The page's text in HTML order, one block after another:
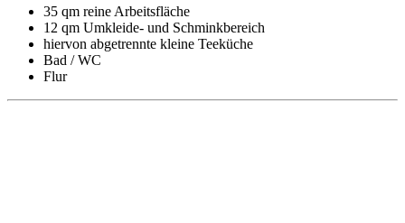
35 qm reine Arbeitsfläche
12 qm Umkleide- und Schminkbereich
hiervon abgetrennte kleine Teeküche
Bad / WC
Flur